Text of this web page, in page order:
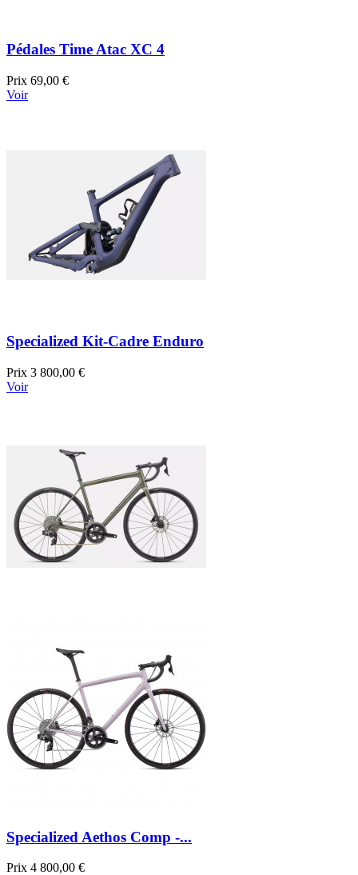
Pédales Time Atac XC 4
Prix 69,00 €
Voir
Specialized Kit-Cadre Enduro
Prix 3 800,00 €
Voir
Specialized Aethos Comp -...
Prix 4 800,00 €